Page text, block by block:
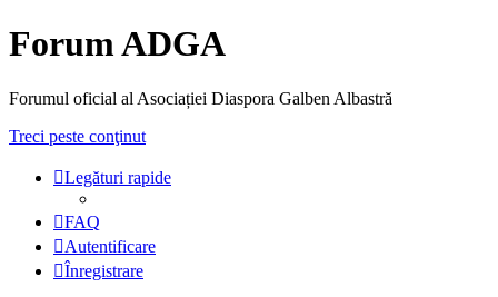
Forum ADGA
Forumul oficial al Asociației Diaspora Galben Albastră
Treci peste conţinut
Legături rapide
FAQ
Autentificare
Înregistrare